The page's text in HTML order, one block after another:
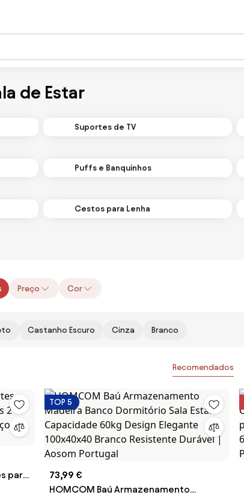
de Estar
Suportes de TV
Puffs e Banquinhos
Cestos para Lenha
Preço Cor
Castanho Escuro Cinza Branco
Recomendados
para
TOP 5
73,99 €
HOMCOM Baú Armazenamento